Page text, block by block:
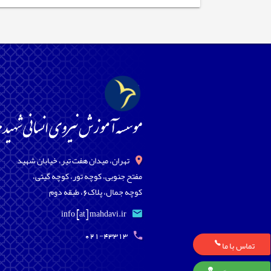
تهران، میدان هفت تیر، خیابان شهید
مفتح جنوبی، کوچه تور، کوچه گیتی،
کوچه جمال، پلاک6، طبقه دوم
info [at] mahdavi.ir
021-43313
تماس با ما